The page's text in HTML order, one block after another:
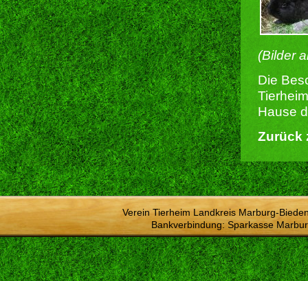
(Bilder
Die
Hause
Zurück
Verein Tierheim Landkreis Marburg-
Bankverbindung: Sparkasse